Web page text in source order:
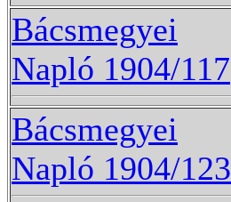
Bácsmegyei
Napló 1904/117
Bácsmegyei
Napló 1904/123